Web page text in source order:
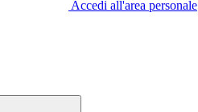
Accedi all'area personale